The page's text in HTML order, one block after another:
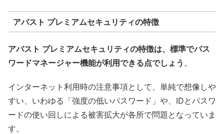
アバスト プレミアムセキュリティの特徴
アバスト プレミアムセキュリティの特徴は、標準でパス
ワードマネージャー機能が利用できる点でしょう 。
インターネット利用時の注意事項として、単純で想像しや
すい、いわゆる「強度の低いパスワード」や、IDとパスワ
ードの使い回しによる被害拡大が各所で問題となっていま
す。